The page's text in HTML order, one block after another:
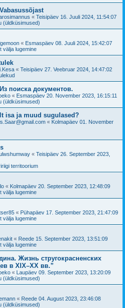
« Teisipäev 16. Juuli 2024, 11:54:07
(üldküsimused)
« Esmaspäev 08. Juuli 2024, 15:42:07
välja lugemine
« Teisipäev 27. Veebruar 2024, 14:47:02
поиска документов.
« Esmaspäev 20. November 2023, 16:15:11
(üldküsimused)
isa ja muud sugulased?
« Kolmapäev 01. November
« Teisipäev 26. September 2023,
territoorium
« Kolmapäev 20. September 2023, 12:48:09
välja lugemine
« Pühapäev 17. September 2023, 21:47:09
välja lugemine
« Reede 15. September 2023, 13:51:09
välja lugemine
Жизнь стругокрасненских
в XIX–XX вв.”
« Laupäev 09. September 2023, 13:20:09
(üldküsimused)
« Reede 04. August 2023, 23:46:08
(üldküsimused)